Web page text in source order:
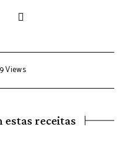
Views
receitas